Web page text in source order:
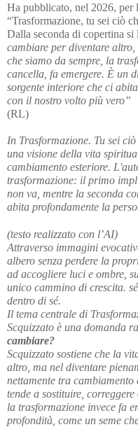
Ha pubblicato, nel 2026,
“Trasformazione, tu sei ciò
Dalla seconda di copertina si
cambiare per diventare
che siamo da sempre, la
cancella, fa emergere. È un
sorgente interiore che ci
con il nostro volto più vero”
(RL)
In Trasformazione. Tu sei
una visione della vita
cambiamento esteriore.
trasformazione: il primo
non va, mentre la seconda
abita profondamente la
(testo realizzato con l’AI)
Attraverso immagini
albero senza perdere la
ad accogliere luci e ombre,
unico cammino di crescita.
dentro di sé.
Il tema centrale di
Scquizzato è una domanda
cambiare?
Scquizzato sostiene che la
altro, ma nel diventare
nettamente tra
tende a sostituire,
la trasformazione invece fa
profondità, come un seme